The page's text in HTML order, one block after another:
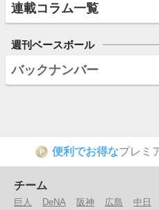
連載コラム一覧
週刊ベースボール
バックナンバー
P 便利でお得なプレミ
チーム
巨人 DeNA 阪神 広島 中日